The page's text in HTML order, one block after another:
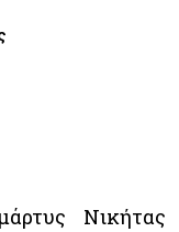
Νικήτας